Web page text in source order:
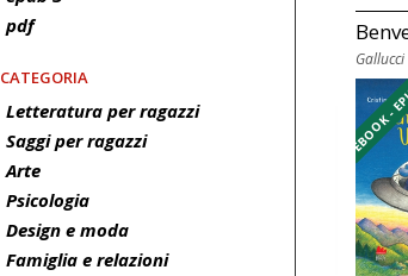
pdf
CATEGORIA
Letteratura per ragazzi
Saggi per ragazzi
Arte
Psicologia
Design e moda
Famiglia e relazioni
Gallucci
EBOOK